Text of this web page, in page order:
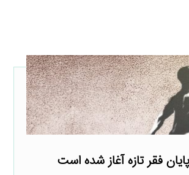
فقر تازه آغاز شده است